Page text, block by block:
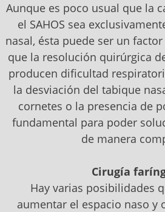
Aunque es poco usual que la
el SAHOS sea
nasal, ésta puede ser un
que la resolución quirúrgica
producen dificultad
la desviación del tabique
cornetes o la presencia de
fundamental para poder
de manera
Cirugía
Hay varias posibilidades
aumentar el espacio naso y